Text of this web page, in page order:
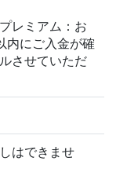
レミアム：お
内にご入金が確
させていただ
はできませ